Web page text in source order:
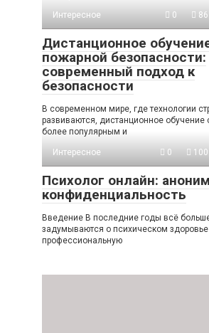
Интересное 0
Дистанционное
пожарной безопасности:
современный подход к
безопасности
В современном мире, где технологии
развиваются, дистанционное обучение
более популярным и
Интересное 0
Психолог онлайн:
конфиденциальность
Введение В последние годы всё
задумываются о психическом
профессиональную